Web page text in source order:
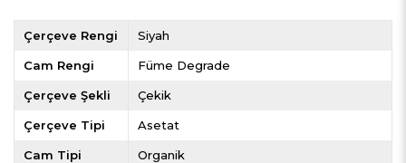
Çerçeve Rengi Siyah
Cam Rengi Füme Degrade
Çerçeve Şekli Çekik
Çerçeve Tipi Asetat
Cam Tipi Organik